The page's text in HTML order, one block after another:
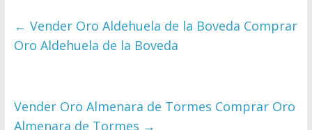
← Vender Oro Aldehuela de la Boveda Comprar
Oro Aldehuela de la Boveda
Vender Oro Almenara de Tormes Comprar Oro
Almenara de Tormes →